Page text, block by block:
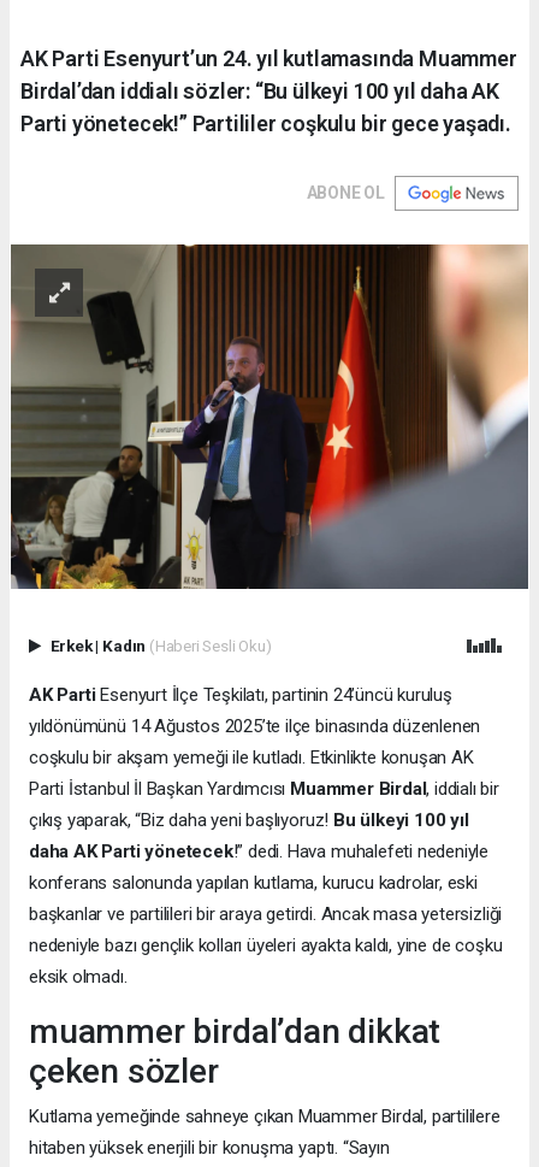
AK Parti Esenyurt’un 24. yıl kutlamasında Muammer
Birdal’dan iddialı sözler: “Bu ülkeyi 100 yıl daha AK
Parti yönetecek!” Partililer coşkulu bir gece yaşadı.
ABONE OL
Erkek| Kadın (Haberi Sesli Oku)
AK PartiEsenyurt İlçe Teşkilatı, partinin 24’üncü kuruluş
yıldönümünü 14 Ağustos 2025’te ilçe binasında düzenlenen
coşkulu bir akşam yemeği ile kutladı. Etkinlikte konuşan AK
Parti İstanbul İl Başkan Yardımcısı Muammer Birdal, iddialı bir
çıkış yaparak, “Biz daha yeni başlıyoruz! Bu ülkeyi 100 yıl
daha AK Parti yönetecek!” dedi. Hava muhalefeti nedeniyle
konferans salonunda yapılan kutlama, kurucu kadrolar, eski
başkanlar ve partilileri bir araya getirdi. Ancak masa yetersizliği
nedeniyle bazı gençlik kolları üyeleri ayakta kaldı, yine de coşku
eksik olmadı.
muammer birdal’dan dikkat
çeken sözler
Kutlama yemeğinde sahneye çıkan Muammer Birdal, partililere
hitaben yüksek enerjili bir konuşma yaptı. “Sayın